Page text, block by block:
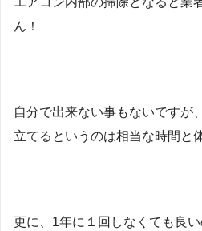
ん！
自分で出来ない事もないですが
立てるというのは相当な時間と
更に、1年に１回しなくても良